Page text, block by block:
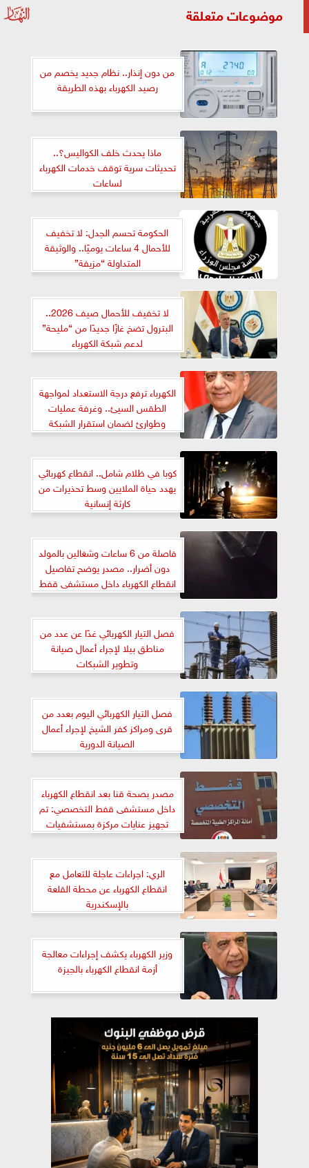
موضوعات متعلقة
من دون إنذار.. نظام جديد يخصم من
رصيد الكهرباء بهذه الطريقة
ماذا يحدث خلف الكواليس؟..
تحديثات سرية توقف خدمات الكهرباء
لساعات
الحكومة تحسم الجدل: لا تخفيف
للأحمال 4 ساعات يوميًا.. والوثيقة
المتداولة “مزيفة”
لا تخفيف للأحمال صيف 2026..
البترول تضخ غازًا جديدًا من “مليحة”
لدعم شبكة الكهرباء
الكهرباء ترفع درجة الاستعداد لمواجهة
الطقس السيئ.. وغرفة عمليات
وطوارئ لضمان استقرار الشبكة
كوبا في ظلام شامل.. انقطاع كهربائي
يهدد حياة الملايين وسط تحذيرات من
كارثة إنسانية
فاصلة من 6 ساعات وشغالين بالمولد
دون أضرار.. مصدر يوضح تفاصيل
انقطاع الكهرباء داخل مستشفى قفط
التخصصي بقنا
فصل التيار الكهربائي غدًا عن عدد من
مناطق بيلا لإجراء أعمال صيانة
وتطوير الشبكات
فصل التيار الكهربائي اليوم بعدد من
قرى ومراكز كفر الشيخ لإجراء أعمال
الصيانة الدورية
مصدر بصحة قنا بعد انقطاع الكهرباء
داخل مستشفى قفط التخصصي: تم
تجهيز عنايات مركزة بمستشفيات
أخرى تحسبًا لنقل حالات
الري: اجراءات عاجلة للتعامل مع
انقطاع الكهرباء عن محطة القلعة
بالإسكندرية
وزير الكهرباء يكشف إجراءات معالجة
أزمة انقطاع الكهرباء بالجيزة